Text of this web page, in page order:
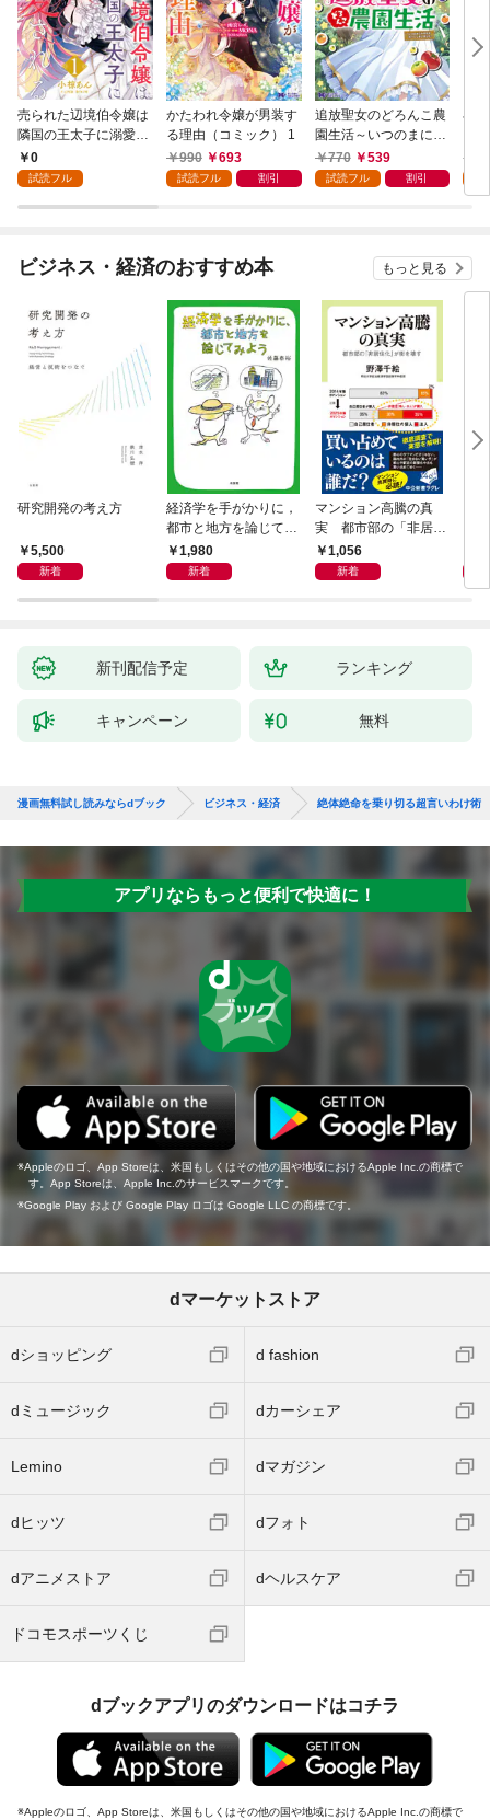
売られた辺境伯令嬢は
隣国の王太子に溺愛さ
れる 1
0
試読フル
かたわれ令嬢が男装す
る理由（コミック） 1
990
693
試読フル 割引
追放聖女のどろんこ農
園生活～いつのまにか
隣国を救ってしまいま
した～（コミック） 1
770 539
試読フル 割引
小
ビジネス・経済のおすすめ本 もっと見る
研究開発の考え方
5,500
新着
経済学を手がかりに，
都市と地方を論じてみ
よう1,980
新着
マンション高騰の真
実 都市部の「非居住
化」が街を壊す
1,056
新着
イ
果
新刊配信予定 ランキング
キャンペーン 無料
漫画無料試し読みならdブック ビジネス・経済 絶体絶命を乗り切る超言いわけ術
アプリならもっと便利で快適に！
Appleのロゴ、App Storeは、米国もしくはその他の国や地域におけるApple Inc.の商標で
す。App Storeは、Apple Inc.のサービスマークです。
Google Play および Google Play ロゴは Google LLC の商標です。
dマーケットストア
dショッピング d fashion
dミュージック dカーシェア
Lemino dマガジン
dヒッツ dフォト
dアニメストア dヘルスケア
ドコモスポーツくじ
dブックアプリのダウンロードはコチラ
Appleのロゴ、App Storeは、米国もしくはその他の国や地域におけるApple Inc.の商標で